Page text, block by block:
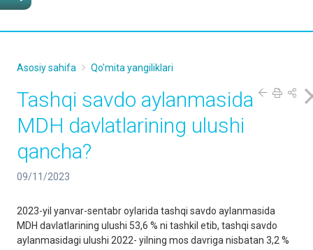
Asosiy sahifa Qo'mita yangiliklari
Tashqi savdo aylanmasida
MDH davlatlarining ulushi
qancha?
09/11/2023
2023-yil yanvar-sentabr oylarida tashqi savdo aylanmasida
MDH davlatlarining ulushi 53,6 % ni tashkil etib, tashqi savdo
aylanmasidagi ulushi 2022- yilning mos davriga nisbatan 3,2 %